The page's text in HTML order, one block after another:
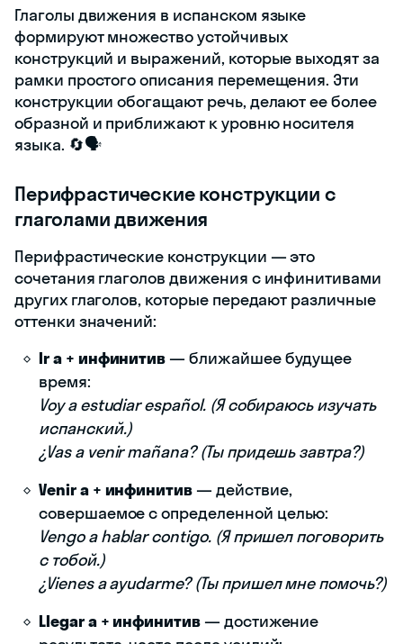
Глаголы движения в испанском языке
формируют множество устойчивых
конструкций и выражений, которые выходят за
рамки простого описания перемещения. Эти
конструкции обогащают речь, делают ее более
образной и приближают к уровню носителя
языка. 🔄🗣️
Перифрастические конструкции с
глаголами движения
Перифрастические конструкции — это
сочетания глаголов движения с инфинитивами
других глаголов, которые передают различные
оттенки значений:
Ir a + инфинитив— ближайшее будущее
время:
Voy a estudiar español. (Я собираюсь изучать
испанский.)
¿Vas a venir mañana? (Ты придешь завтра?)
Venir a + инфинитив— действие,
совершаемое с определенной целью:
Vengo a hablar contigo. (Я пришел поговорить
с тобой.)
¿Vienes a ayudarme? (Ты пришел мне помочь?)
Llegar a + инфинитив— достижение